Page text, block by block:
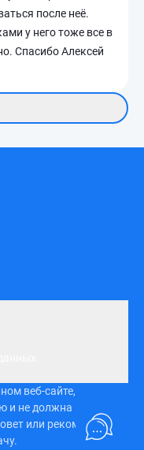
после неё.
у него тоже все в
Спасибо Алексей
веб-сайте,
и не должна
или рекомендация